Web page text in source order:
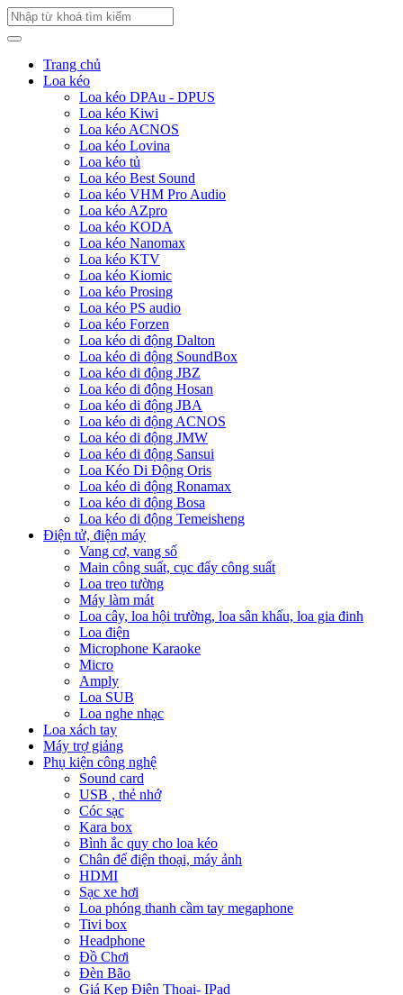
Trang chủ
Loa kéo
Loa kéo DPAu - DPUS
Loa kéo Kiwi
Loa kéo ACNOS
Loa kéo Lovina
Loa kéo tủ
Loa kéo Best Sound
Loa kéo VHM Pro Audio
Loa kéo AZpro
Loa kéo KODA
Loa kéo Nanomax
Loa kéo KTV
Loa kéo Kiomic
Loa kéo Prosing
Loa kéo PS audio
Loa kéo Forzen
Loa kéo di động Dalton
Loa kéo di động SoundBox
Loa kéo di động JBZ
Loa kéo di động Hosan
Loa kéo di động JBA
Loa kéo di động ACNOS
Loa kéo di động JMW
Loa kéo di động Sansui
Loa Kéo Di Động Oris
Loa kéo di động Ronamax
Loa kéo di động Bosa
Loa kéo di động Temeisheng
Điện tử, điện máy
Vang cơ, vang số
Main công suất, cục đẩy công suất
Loa treo tường
Máy làm mát
Loa cây, loa hội trường, loa sân khấu, loa gia đinh
Loa điện
Microphone Karaoke
Micro
Amply
Loa SUB
Loa nghe nhạc
Loa xách tay
Máy trợ giảng
Phụ kiện công nghệ
Sound card
USB , thẻ nhớ
Cóc sạc
Kara box
Bình ắc quy cho loa kéo
Chân để điện thoại, máy ảnh
HDMI
Sạc xe hơi
Loa phóng thanh cầm tay megaphone
Tivi box
Headphone
Đồ Chơi
Đèn Bão
Giá Kẹp Điện Thoại- IPad